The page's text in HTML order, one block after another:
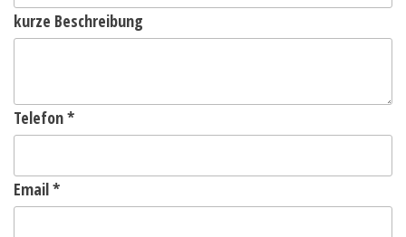
kurze Beschreibung
Telefon*
Email*